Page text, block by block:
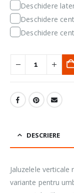
Deschidere
Deschidere
Deschidere
DESCRIERE
Jaluzelele
variante pentru